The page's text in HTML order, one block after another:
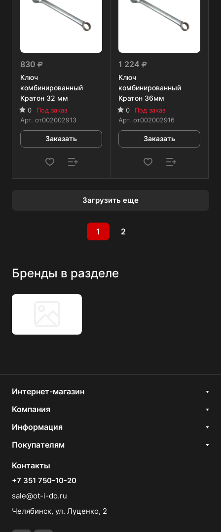
830
Ключ
комбинированный
Кратон 32 мм
0
Под заказ
Арт. от002002913
Заказать
1 224
Ключ
комбинированный
Кратон 36мм
0
Под заказ
Арт. от002002916
Заказать
Загрузить еще
1 2
Бренды в разделе
Интернет-магазин
Компания
Информация
Покупателям
Контакты
+7 351 750-10-20
sale@ot-i-do.ru
Челябинск, ул. Луценко, 2